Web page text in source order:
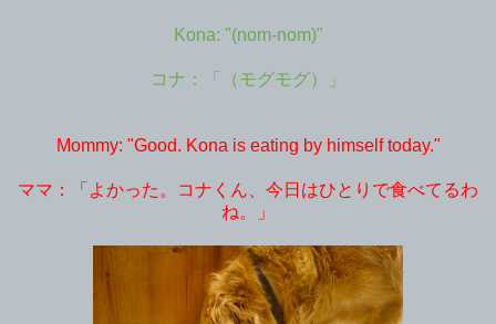
Kona: "(nom-nom)"
コナ：「（モグモグ）」
Mommy: "Good. Kona is eating by himself today."
ママ：「よかった。コナくん、今日はひとりで食べてるわ
ね。」